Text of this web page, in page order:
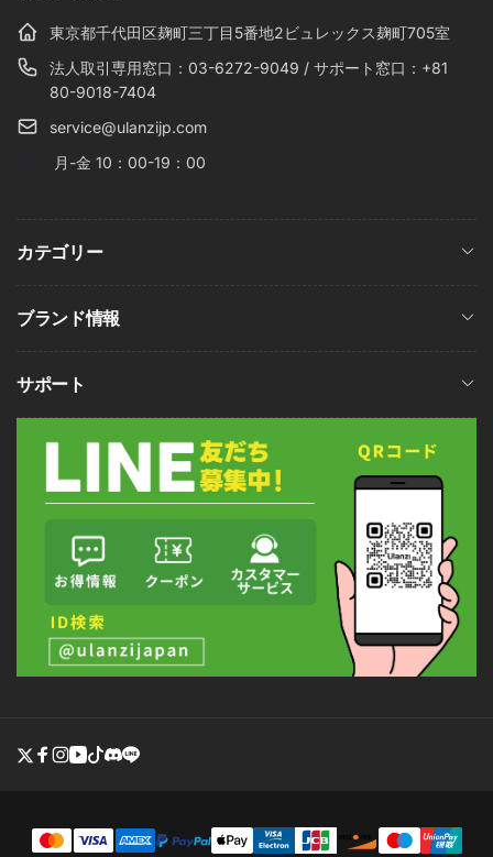
東京都千代田区麹町三丁目5番地2ビュレックス麹町705室
法人取引専用窓口：03-6272-9049 / サポート窓口：+81
80-9018-7404
service@ulanzijp.com
月-金 10：00-19：00
カテゴリー
ブランド情報
サポート
Twitter
Facebook
Instagram
YouTube
TikTok
discord
line
決